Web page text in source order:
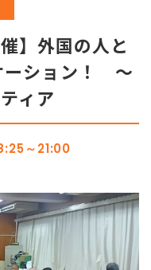
】外国の人と
ーション！ ～
ィア
～21:00